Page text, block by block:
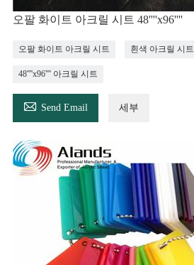
오팔 화이트 아크릴 시트 48''''x96''''
오팔 화이트 아크릴 시트 흰색 아크릴 시트
48''''x96'''' 아크릴 시트
 Send Email 세부